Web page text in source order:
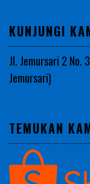
KUNJUNGI
Jl. Jemursari 2 No.
Jemursari)
TEMUKAN